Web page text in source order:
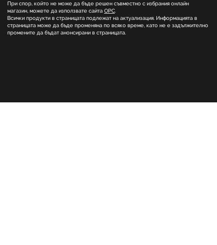
При спор, който не може да бъде решен съвместно с избрания онлайн
магазин, можете да използвате сайта ОРС.
Всички продукти в страницата подлежат на актуализация. Информацията в
страницата може да бъде променяна по всяко време, като не е задължително
промените да бъдат анонсирани в страницата.